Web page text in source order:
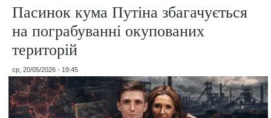
Пасинок кума Путіна збагачується
на пограбуванні окупованих
територій
ср, 20/05/2026 - 19:45